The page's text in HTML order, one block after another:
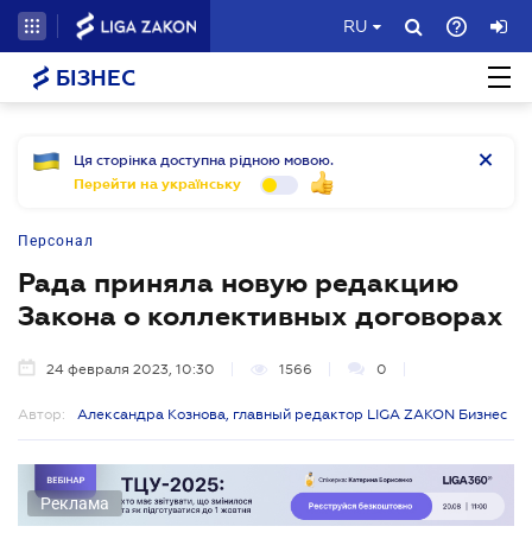
RU
БІЗНЕС
Ця сторінка доступна рідною мовою.
Перейти на українську
Персонал
Рада приняла новую редакцию
Закона о коллективных договорах
24 февраля 2023, 10:30 1566 0
Автор: Александра Кознова, главный редактор LIGA ZAKON Бизнес
Реклама